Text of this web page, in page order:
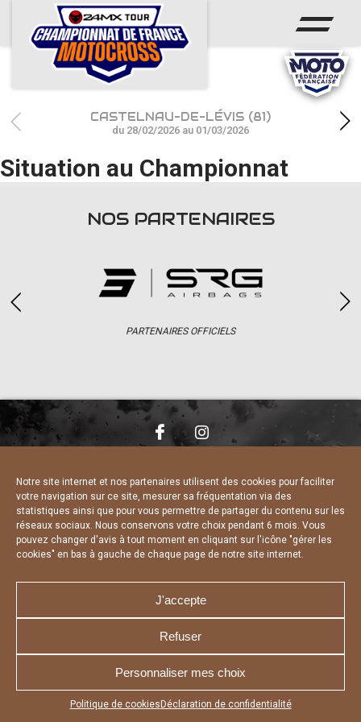
Notre site internet et nos partenaires utilisent des cookies pour faciliter
votre navigation sur ce site, mesurer sa fréquentation via des
statistiques ainsi que pour vous permettre de partager du contenu sur les
réseaux sociaux. Nous conservons votre choix pendant 6 mois. Vous
pouvez changer d'avis à tout moment en cliquant sur l'icône "gérer les
cookies" en bas à gauche de chaque page de notre site internet.
J'accepte
Refuser
Personnaliser mes choix
Politique de cookies Déclaration de confidentialité
Appuyez sur le bouton partager en bas de votre
ACCUEIL
ACTUS
CALENDRIER
RÉSULTATS
PHOTOS / WEB TV
CASTELNAU-DE-LÉVIS (81)
du 28/02/2026 au 01/03/2026
Situation au Championnat
NOS PARTENAIRES
PARTENAIRES OFFICIELS
CHARTE DE CONFIDENTIALITÉ
DÉCLARATION DE CONFIDENTIALITÉ
POLITIQUE D’UTILISATION DES COOKIES
RÉALISÉ PAR L’AGENCE WEB A3 WEB